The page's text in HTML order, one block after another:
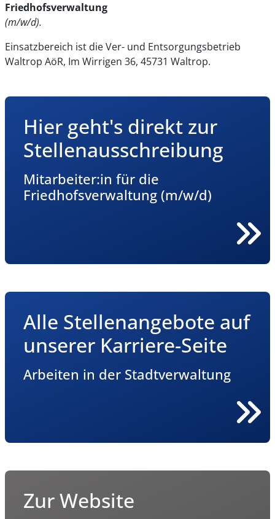
Friedhofsverwaltung
(m/w/d).
Einsatzbereich ist die Ver- und Entsorgungsbetrieb
Waltrop AöR, Im Wirrigen 36, 45731 Waltrop.
Hier geht's direkt zur
Stellenausschreibung
Mitarbeiter:in für die
Friedhofsverwaltung (m/w/d)
Alle Stellenangebote auf
unserer Karriere-Seite
Arbeiten in der Stadtverwaltung
Zur Website